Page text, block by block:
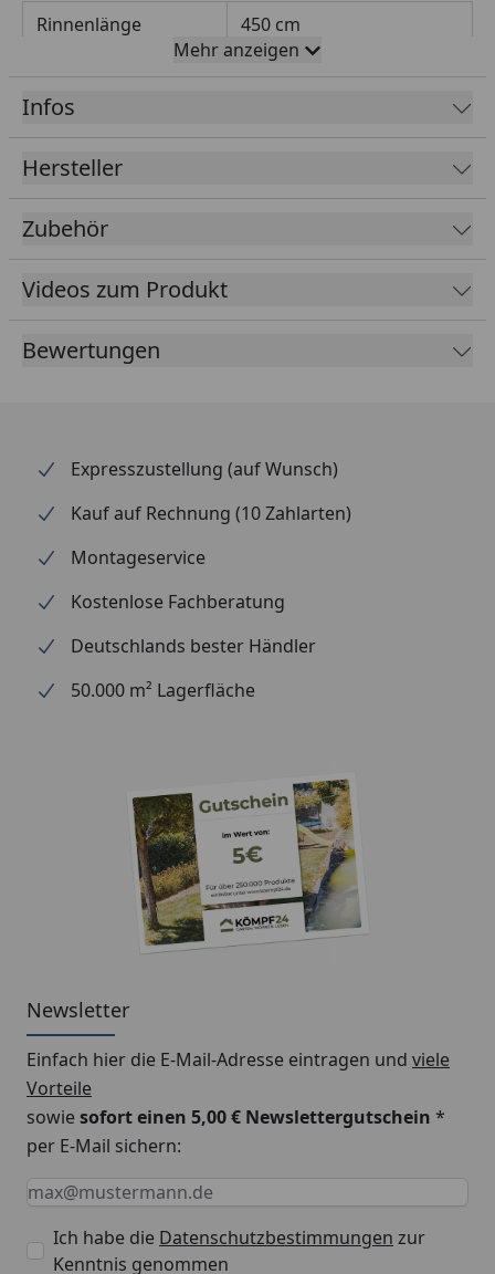
Rinnenlänge
450 cm
Rinnenbreite
68 mm
Fallrohrdurchmesser
Material
Farbe
Anthrazit
(siehe Reiter
"Zubehör")
Überlaufstopp jeweils für
Anschluss einer
Regentonne
Bitte beachten Sie: Die Dachrinnen können auch ohne
Traufbretter montiert werden, allerdings müssen die
gebogen werden.
Montageanleitung Kastenrinne Typ 200
(Rinnenbreite 68 mm)
Mehr anzeigen
Infos
Hersteller
Zubehör
Videos zum Produkt
Bewertungen
Expresszustellung (auf Wunsch)
Kauf auf Rechnung (10 Zahlarten)
Montageservice
Kostenlose Fachberatung
Deutschlands bester Händler
50.000 m² Lagerfläche
Newsletter
Einfach hier die E-Mail-Adresse eintragen und viele
Vorteile
sowiesofort einen 5,00 € Newslettergutschein *
per E-Mail sichern:
Keine Eingabe erforderlich
Eingabe erforderlich
E-Mail *
Ich habe die Datenschutzbestimmungen zur
Kenntnis genommen